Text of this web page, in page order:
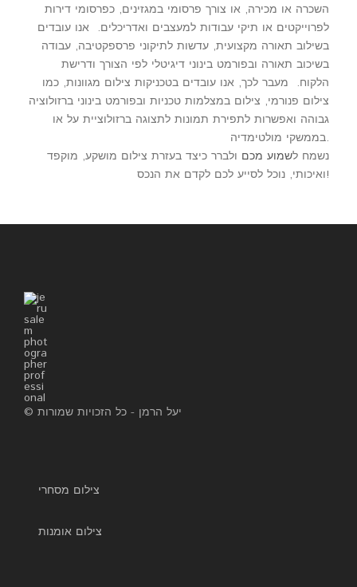
השכרה או מכירה, או צורך פרסומי במגזינים, כפרסומי דירות
לפרוייקטים או תיקי עבודות למעצבים ואדריכלים. אנו עובדים
בשילוב תאורה מקצועית, עדשות לתיקוני פרספקטיבה, עבודה
בשיכוב תאורה ובפורמט בינוני דיגיטלי לפי הצורך ודרישת
הלקוח. מעבר לכך, אנו עובדים בטכניקות צילום מגוונות, כמו
צילום פנורמי, צילום במצלמות טכניות ובפורמט בינוני ברזולוציה
גבוהה ואפשרות לתפירת תמונות לתצוגה ברזולוציית על או
בממשקי מולטימדיה.
נשמח לשמוע מכם ולברר כיצד בעזרת צילום מושקע, מוקפד
ואיכותי, נוכל לסייע לכם לקדם את הנכס!
© יעל הרמן - כל הזכויות שמורות
צילום מסחרי
צילום אומנות